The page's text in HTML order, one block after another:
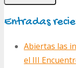
Entradas
Abiertas las
el III